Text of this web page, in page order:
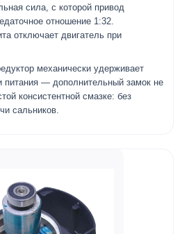
сила, с которой привод
отношение 1:32.
отключает двигатель при
механически удерживает
питания — дополнительный замок не
консистентной смазке: без
сальников.